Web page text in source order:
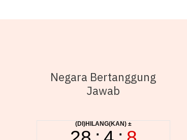
Negara Bertanggung
Jawab